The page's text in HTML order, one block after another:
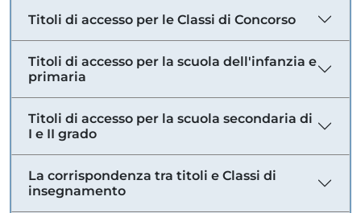
Titoli di accesso per le Classi di Concorso
Titoli di accesso per la scuola dell'infanzia e
primaria
Titoli di accesso per la scuola secondaria di
I e II grado
La corrispondenza tra titoli e Classi di
insegnamento